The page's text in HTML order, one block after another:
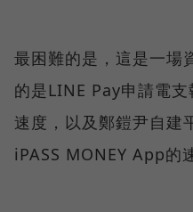
最困難的是，這是一場
的是LINE Pay申請電
速度，以及鄭鎧尹自建
iPASS MONEY App的